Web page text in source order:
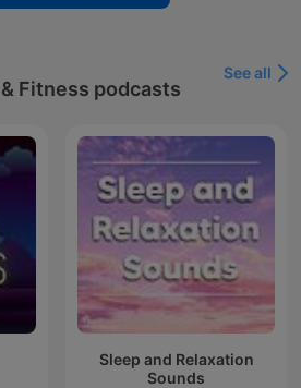
Fitness podcasts
See all
Sleep and Relaxation
Sounds